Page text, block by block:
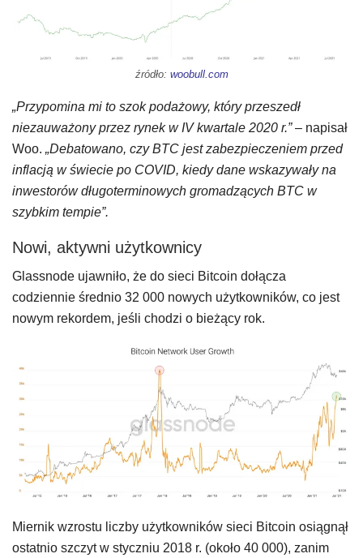
źródło: woobull.com
„Przypomina mi to szok podażowy, który przeszedł
niezauważony przez rynek w IV kwartale 2020 r.”– napisał
Woo. „Debatowano, czy BTC jest zabezpieczeniem przed
inflacją w świecie po COVID, kiedy dane wskazywały na
inwestorów długoterminowych gromadzących BTC w
szybkim tempie”.
Nowi, aktywni użytkownicy
Glassnode ujawniło, że do sieci Bitcoin dołącza
codziennie średnio 32 000 nowych użytkowników, co jest
nowym rekordem, jeśli chodzi o bieżący rok.
Miernik wzrostu liczby użytkowników sieci Bitcoin osiągnął
ostatnio szczyt w styczniu 2018 r. (około 40 000), zanim